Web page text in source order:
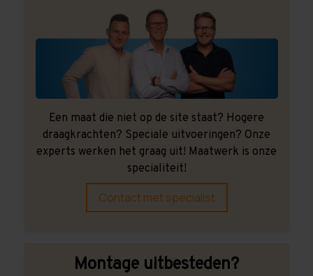
Een maat die niet op de site staat? Hogere
draagkrachten? Speciale uitvoeringen? Onze
experts werken het graag uit! Maatwerk is onze
specialiteit!
Contact met specialist
Montage uitbesteden?